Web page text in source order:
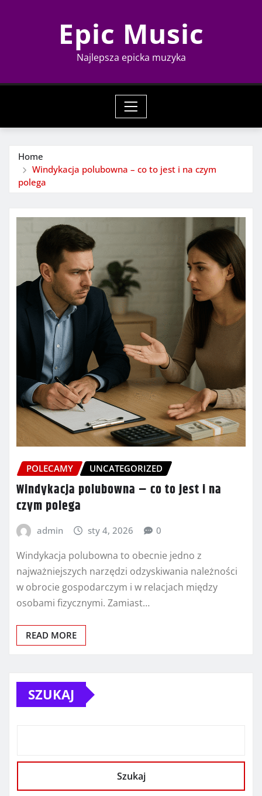
Epic Music
Najlepsza epicka muzyka
Home
Windykacja polubowna – co to jest i na czym
polega
POLECAMY UNCATEGORIZED
Windykacja polubowna – co to jest i na
czym polega
admin sty 4, 2026 0
Windykacja polubowna to obecnie jedno z
najważniejszych narzędzi odzyskiwania należności
w obrocie gospodarczym i w relacjach między
osobami fizycznymi. Zamiast…
READ MORE
SZUKAJ
Szukaj